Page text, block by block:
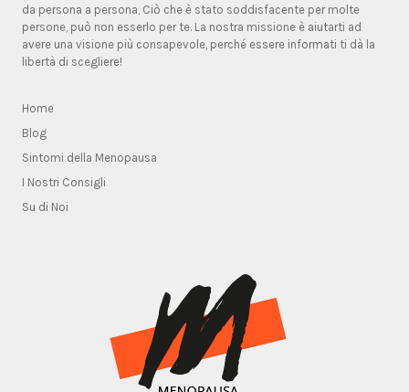
da persona a persona, Ciò che è stato soddisfacente per molte
persone, può non esserlo per te. La nostra missione è aiutarti ad
avere una visione più consapevole, perché essere informati ti dà la
libertà di scegliere!
Home
Blog
Sintomi della Menopausa
I Nostri Consigli
Su di Noi